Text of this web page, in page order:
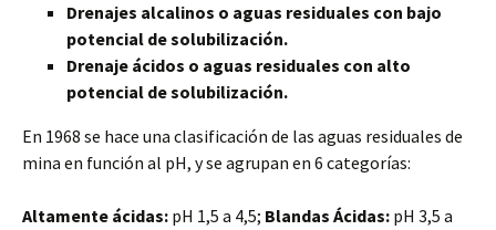
Drenajes alcalinos o aguas residuales con bajo
potencial de solubilización.
Drenaje ácidos o aguas residuales con alto
potencial de solubilización.
En 1968 se hace una clasificación de las aguas residuales de
mina en función al pH, y se agrupan en 6 categorías:
Altamente ácidas: pH 1,5 a 4,5; Blandas Ácidas: pH 3,5 a